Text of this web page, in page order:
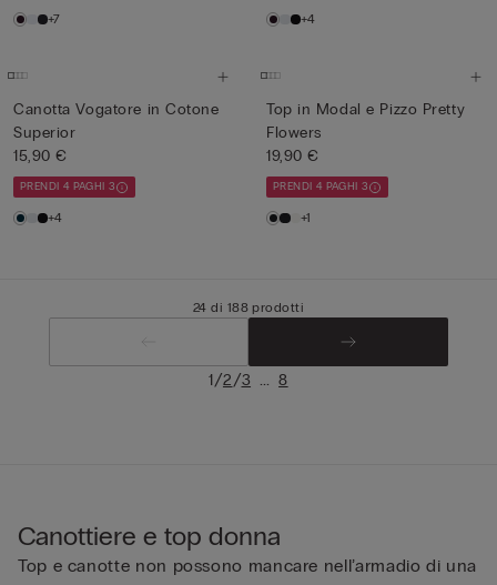
+7 +4
Canotta Vogatore in Cotone
Superior
15,90 €
PRENDI 4 PAGHI 3
+4
Top in Modal e Pizzo Pretty
Flowers
19,90 €
PRENDI 4 PAGHI 3
+1
24 di 188 prodotti
1/2/3 ... 8
Canottiere e top donna
Top e canotte non possono mancare nell’armadio di una